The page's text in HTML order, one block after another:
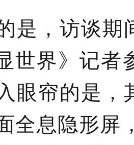
是，访谈期
世界》记者
眼帘的是
全息 隐形屏